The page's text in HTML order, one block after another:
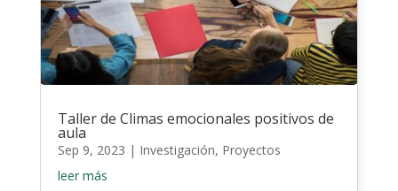
Taller de Climas emocionales positivos de
aula
Sep 9, 2023 | Investigación, Proyectos
leer más